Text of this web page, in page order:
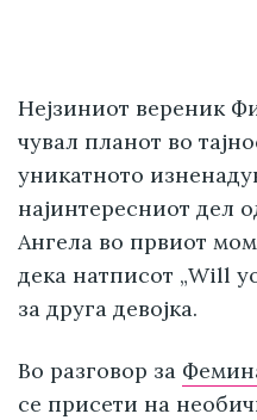
Нејзиниот вереник
чувал планот во
уникатното
најинтересниот дел
Ангела во првиот
дека натписот „Will
за друга девојка.
Во разговор за
се присети на